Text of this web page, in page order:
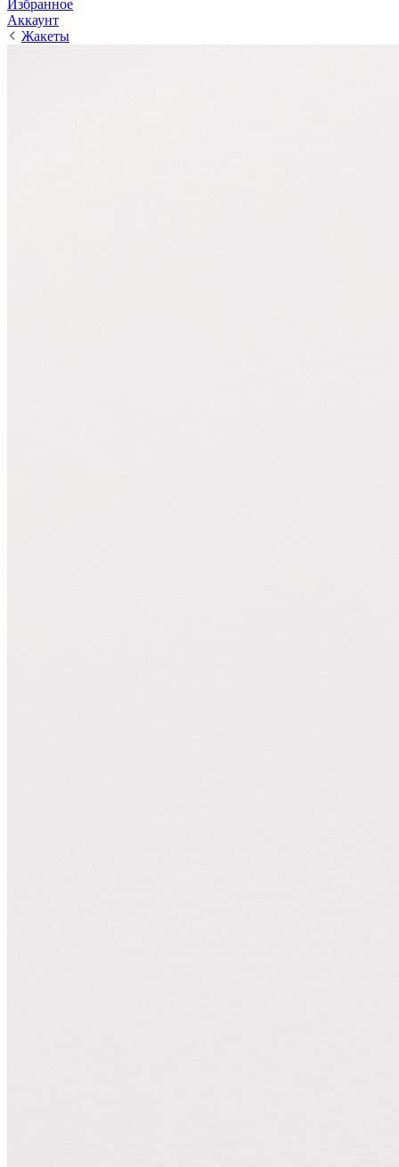
Избранное
Аккаунт
Жакеты